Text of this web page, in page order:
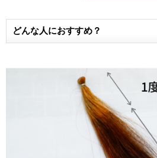
どんな人におすすめ？